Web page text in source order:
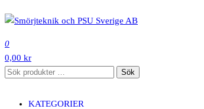
till
innehåll
0
0,00 kr
Sök
Sök
KATEGORIER